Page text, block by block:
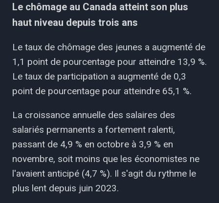
Le chômage au Canada atteint son plus
haut niveau depuis trois ans
Le taux de chômage des jeunes a augmenté de
1,1 point de pourcentage pour atteindre 13,9 %.
Le taux de participation a augmenté de 0,3
point de pourcentage pour atteindre 65,1 %.
La croissance annuelle des salaires des
salariés permanents a fortement ralenti,
passant de 4,9 % en octobre à 3,9 % en
novembre, soit moins que les économistes ne
l'avaient anticipé (4,7 %). Il s'agit du rythme le
plus lent depuis juin 2023.